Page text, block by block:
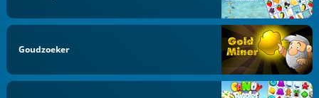
Goudzoeker